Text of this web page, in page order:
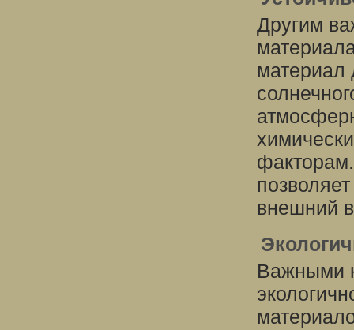
Другим
материал
внешний
Важными